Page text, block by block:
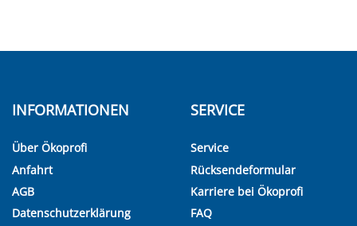
INFORMATIONEN
Über Ökoprofi
Anfahrt
AGB
Datenschutzerklärung
SERVICE
Service
Rücksendeformular
Karriere bei Ökoprofi
FAQ